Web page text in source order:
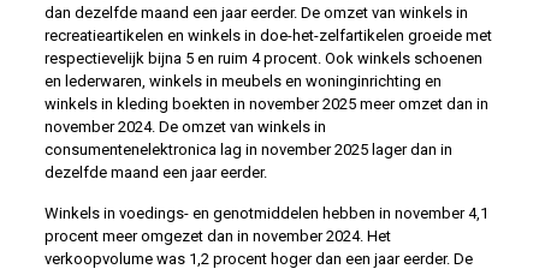
dan dezelfde maand een jaar eerder. De omzet van winkels in
recreatieartikelen en winkels in doe-het-zelfartikelen groeide met
respectievelijk bijna 5 en ruim 4 procent. Ook winkels schoenen
en lederwaren, winkels in meubels en woninginrichting en
winkels in kleding boekten in november 2025 meer omzet dan in
november 2024. De omzet van winkels in
consumentenelektronica lag in november 2025 lager dan in
dezelfde maand een jaar eerder.
Winkels in voedings- en genotmiddelen hebben in november 4,1
procent meer omgezet dan in november 2024. Het
verkoopvolume was 1,2 procent hoger dan een jaar eerder. De